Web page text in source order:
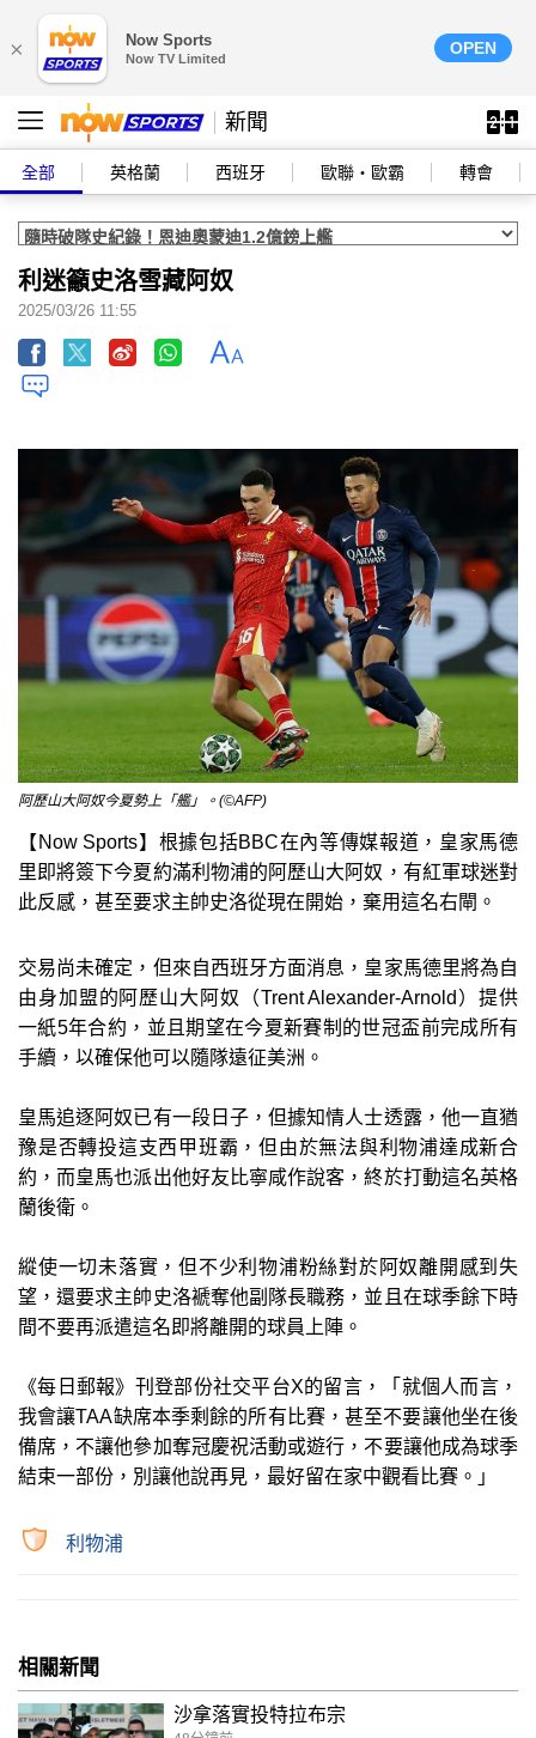
× Now Sports
Now TV Limited
OPEN
新聞
全部 英格蘭 西班牙 歐聯‧歐霸 轉會
利迷籲史洛雪藏阿奴
2025/03/26 11:55
阿歷山大阿奴今夏勢上「艦」。(©AFP)
【Now Sports】根據包括BBC在內等傳媒報道，皇家馬德
里即將簽下今夏約滿利物浦的阿歷山大阿奴，有紅軍球迷對
此反感，甚至要求主帥史洛從現在開始，棄用這名右閘。
交易尚未確定，但來自西班牙方面消息，皇家馬德里將為自
由身加盟的阿歷山大阿奴（Trent Alexander‑Arnold）提供
一紙5年合約，並且期望在今夏新賽制的世冠盃前完成所有
手續，以確保他可以隨隊遠征美洲。
皇馬追逐阿奴已有一段日子，但據知情人士透露，他一直猶
豫是否轉投這支西甲班霸，但由於無法與利物浦達成新合
約，而皇馬也派出他好友比寧咸作說客，終於打動這名英格
蘭後衛。
縱使一切未落實，但不少利物浦粉絲對於阿奴離開感到失
望，還要求主帥史洛褫奪他副隊長職務，並且在球季餘下時
間不要再派遣這名即將離開的球員上陣。
《每日郵報》刊登部份社交平台X的留言，「就個人而言，
我會讓TAA缺席本季剩餘的所有比賽，甚至不要讓他坐在後
備席，不讓他參加奪冠慶祝活動或遊行，不要讓他成為球季
結束一部份，別讓他說再見，最好留在家中觀看比賽。」
利物浦
相關新聞
沙拿落實投特拉布宗